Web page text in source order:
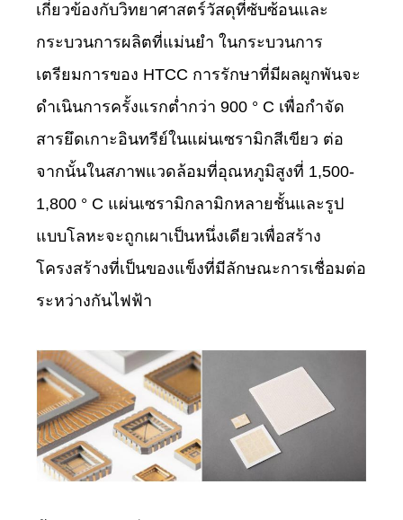
เกี่ยวข้องกับวิทยาศาสตร์วัสดุที่ซับซ้อนและ
กระบวนการผลิตที่แม่นยำ ในกระบวนการ
เตรียมการของ HTCC การรักษาที่มีผลผูกพันจะ
ดำเนินการครั้งแรกต่ำกว่า 900 ° C เพื่อกำจัด
สารยึดเกาะอินทรีย์ในแผ่นเซรามิกสีเขียว ต่อ
จากนั้นในสภาพแวดล้อมที่อุณหภูมิสูงที่ 1,500-
1,800 ° C แผ่นเซรามิกลามิกหลายชั้นและรูป
แบบโลหะจะถูกเผาเป็นหนึ่งเดียวเพื่อสร้าง
โครงสร้างที่เป็นของแข็งที่มีลักษณะการเชื่อมต่อ
ระหว่างกันไฟฟ้า